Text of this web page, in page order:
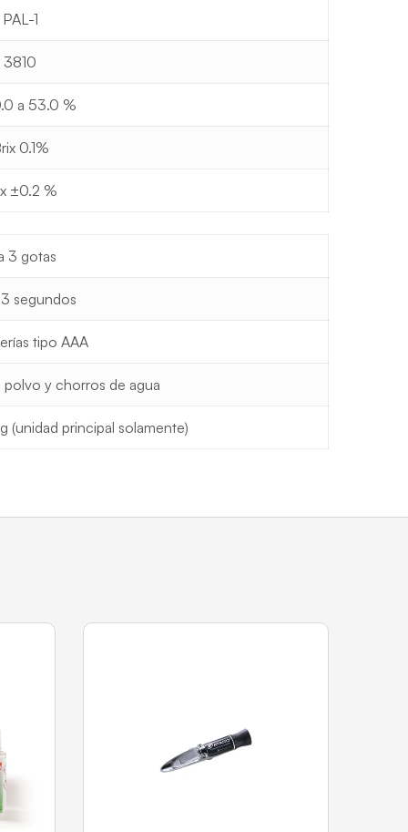
PAL-1
3810
a 53.0 %
0.1%
±0.2 %
3 gotas
segundos
tipo AAA
y chorros de agua
(unidad principal solamente)